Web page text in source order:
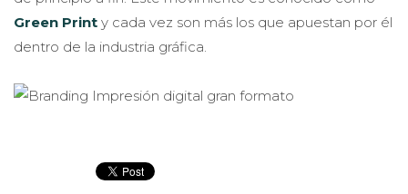
Green Print y cada vez son más los que apuestan por él
dentro de la industria gráfica.